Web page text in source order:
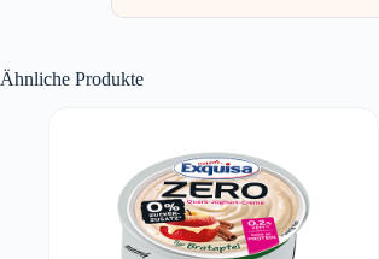
Ähnliche Produkte